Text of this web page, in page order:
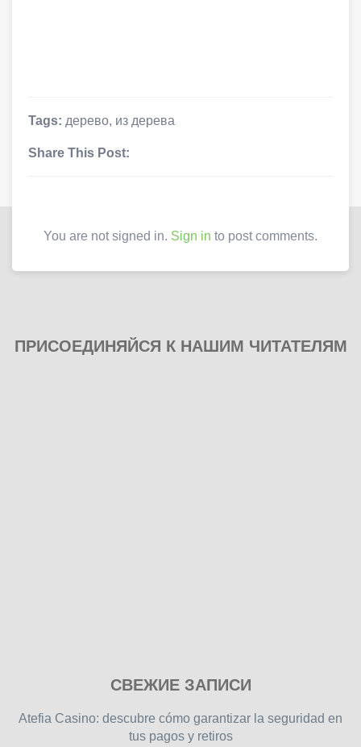
Tags: дерево, из дерева
Share This Post:
You are not signed in. Sign in to post comments.
ПРИСОЕДИНЯЙСЯ К НАШИМ ЧИТАТЕЛЯМ
free
СВЕЖИЕ ЗАПИСИ
Atefia Casino: descubre cómo garantizar la seguridad en
tus pagos y retiros